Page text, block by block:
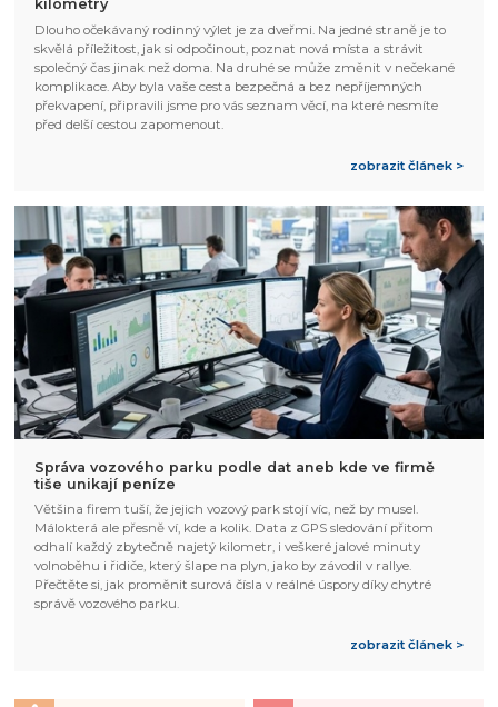
kilometry
Dlouho očekávaný rodinný výlet je za dveřmi. Na jedné straně je to
skvělá příležitost, jak si odpočinout, poznat nová místa a strávit
společný čas jinak než doma. Na druhé se může změnit v nečekané
komplikace. Aby byla vaše cesta bezpečná a bez nepříjemných
překvapení, připravili jsme pro vás seznam věcí, na které nesmíte
před delší cestou zapomenout.
zobrazit článek >
Správa vozového parku podle dat aneb kde ve firmě
tiše unikají peníze
Většina firem tuší, že jejich vozový park stojí víc, než by musel.
Málokterá ale přesně ví, kde a kolik. Data z GPS sledování přitom
odhalí každý zbytečně najetý kilometr, i veškeré jalové minuty
volnoběhu i řidiče, který šlape na plyn, jako by závodil v rallye.
Přečtěte si, jak proměnit surová čísla v reálné úspory díky chytré
správě vozového parku.
zobrazit článek >